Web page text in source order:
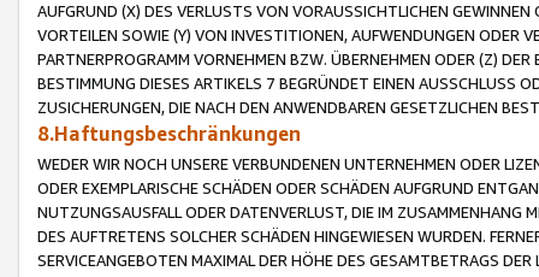
AUFGRUND (X) DES VERLUSTS VON VORAUSSICHTLICHEN
VORTEILEN SOWIE (Y) VON INVESTITIONEN, AUFWENDUNGEN ODER
PARTNERPROGRAMM VORNEHMEN BZW. ÜBERNEHMEN ODER (Z)
BESTIMMUNG DIESES ARTIKELS 7 BEGRÜNDET EINEN AUSSCHLUSS
ZUSICHERUNGEN, DIE NACH DEN ANWENDBAREN GESETZLICHEN
8.Haftungsbeschränkungen
WEDER WIR NOCH UNSERE VERBUNDENEN UNTERNEHMEN ODER
ODER EXEMPLARISCHE SCHÄDEN ODER SCHÄDEN AUFGRUND
NUTZUNGSAUSFALL ODER DATENVERLUST, DIE IM ZUSAMMENHANG
DES AUFTRETENS SOLCHER SCHÄDEN HINGEWIESEN WURDEN.
SERVICEANGEBOTEN MAXIMAL DER HÖHE DES GESAMTBETRAGS